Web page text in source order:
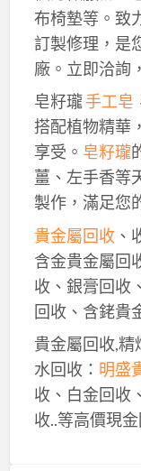
布椅墊等。致
訂製修理，是
廠。立即洽詢
皂籽瓏手工皂
搭配植物精華
享受。 皂籽瓏
薑、左手香等
製作，滿足您
貴金屬回收、
含金貴金屬回
收、銀膏回收
回收、含銠貴
貴金屬回收,精
水回收： 明盛
收、白金回收
收..等高價現金